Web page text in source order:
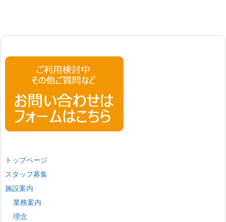
トップページ
スタッフ募集
施設案内
業務案内
理念